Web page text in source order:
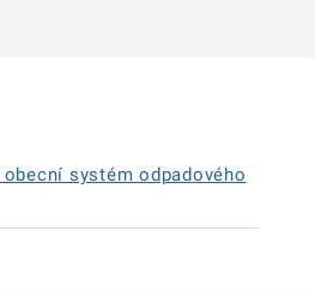
systém odpadového